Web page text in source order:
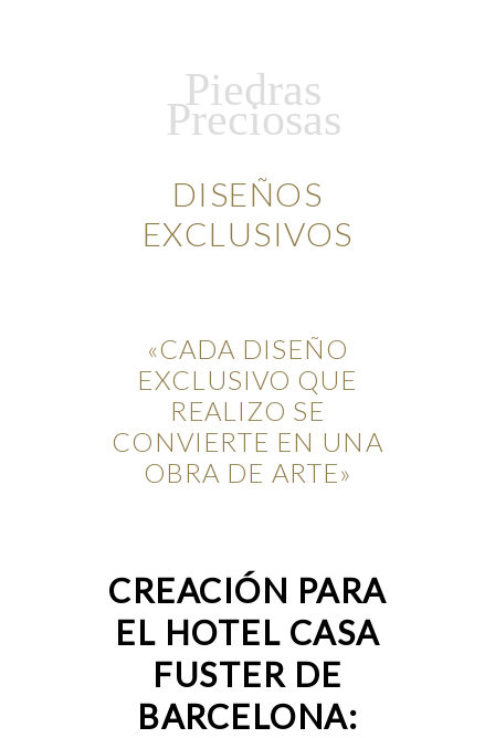
Piedras
Preciosas
DISEÑOS
EXCLUSIVOS
«CADA DISEÑO
EXCLUSIVO QUE
REALIZO SE
CONVIERTE EN UNA
OBRA DE ARTE»
CREACIÓN PARA
EL HOTEL CASA
FUSTER DE
BARCELONA: